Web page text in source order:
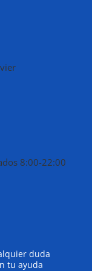
8:00-22:00
duda
tu ayuda